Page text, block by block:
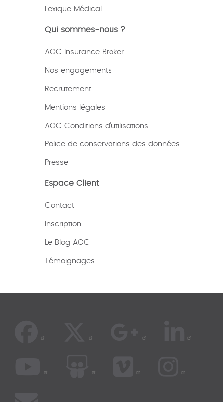
Lexique Médical
Qui sommes-nous ?
AOC Insurance Broker
Nos engagements
Recrutement
Mentions légales
AOC Conditions d’utilisations
Police de conservations des données
Presse
Espace Client
Contact
Inscription
Le Blog AOC
Témoignages